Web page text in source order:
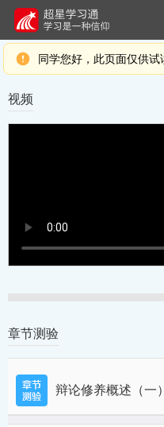
同学您好，此页面仅供试
视频
章节测验